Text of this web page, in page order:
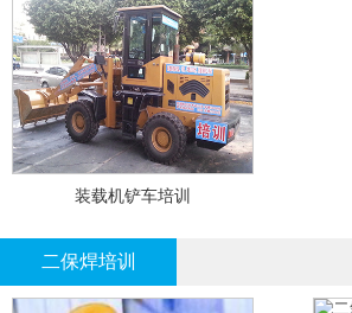
装载机铲车培训
二保焊培训